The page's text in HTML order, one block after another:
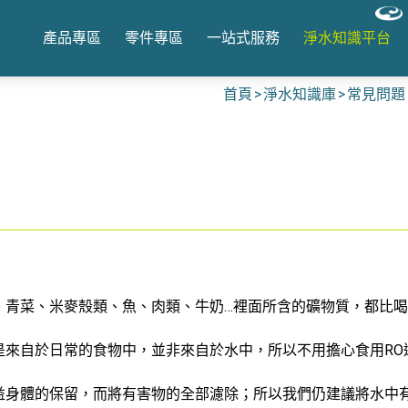
產品專區 零件專區 一站式服務 淨水知識平台
首頁 淨水知識庫 常見問題
菜、米麥殼類、魚、肉類、牛奶…裡面所含的礦物質，都比
自於日常的食物中，並非來自於水中，所以不用擔心食用
體的保留，而將有害物的全部濾除；所以我們仍建議將水中